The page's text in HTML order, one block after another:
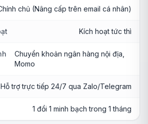
chủ (Nâng cấp trên email cá nhân)
Kích hoạt tức thì
Chuyển khoản ngân hàng nội địa,
Momo
Hỗ trợ trực tiếp 24/7 qua Zalo/Telegram
1 đổi 1 minh bạch trong 1 tháng